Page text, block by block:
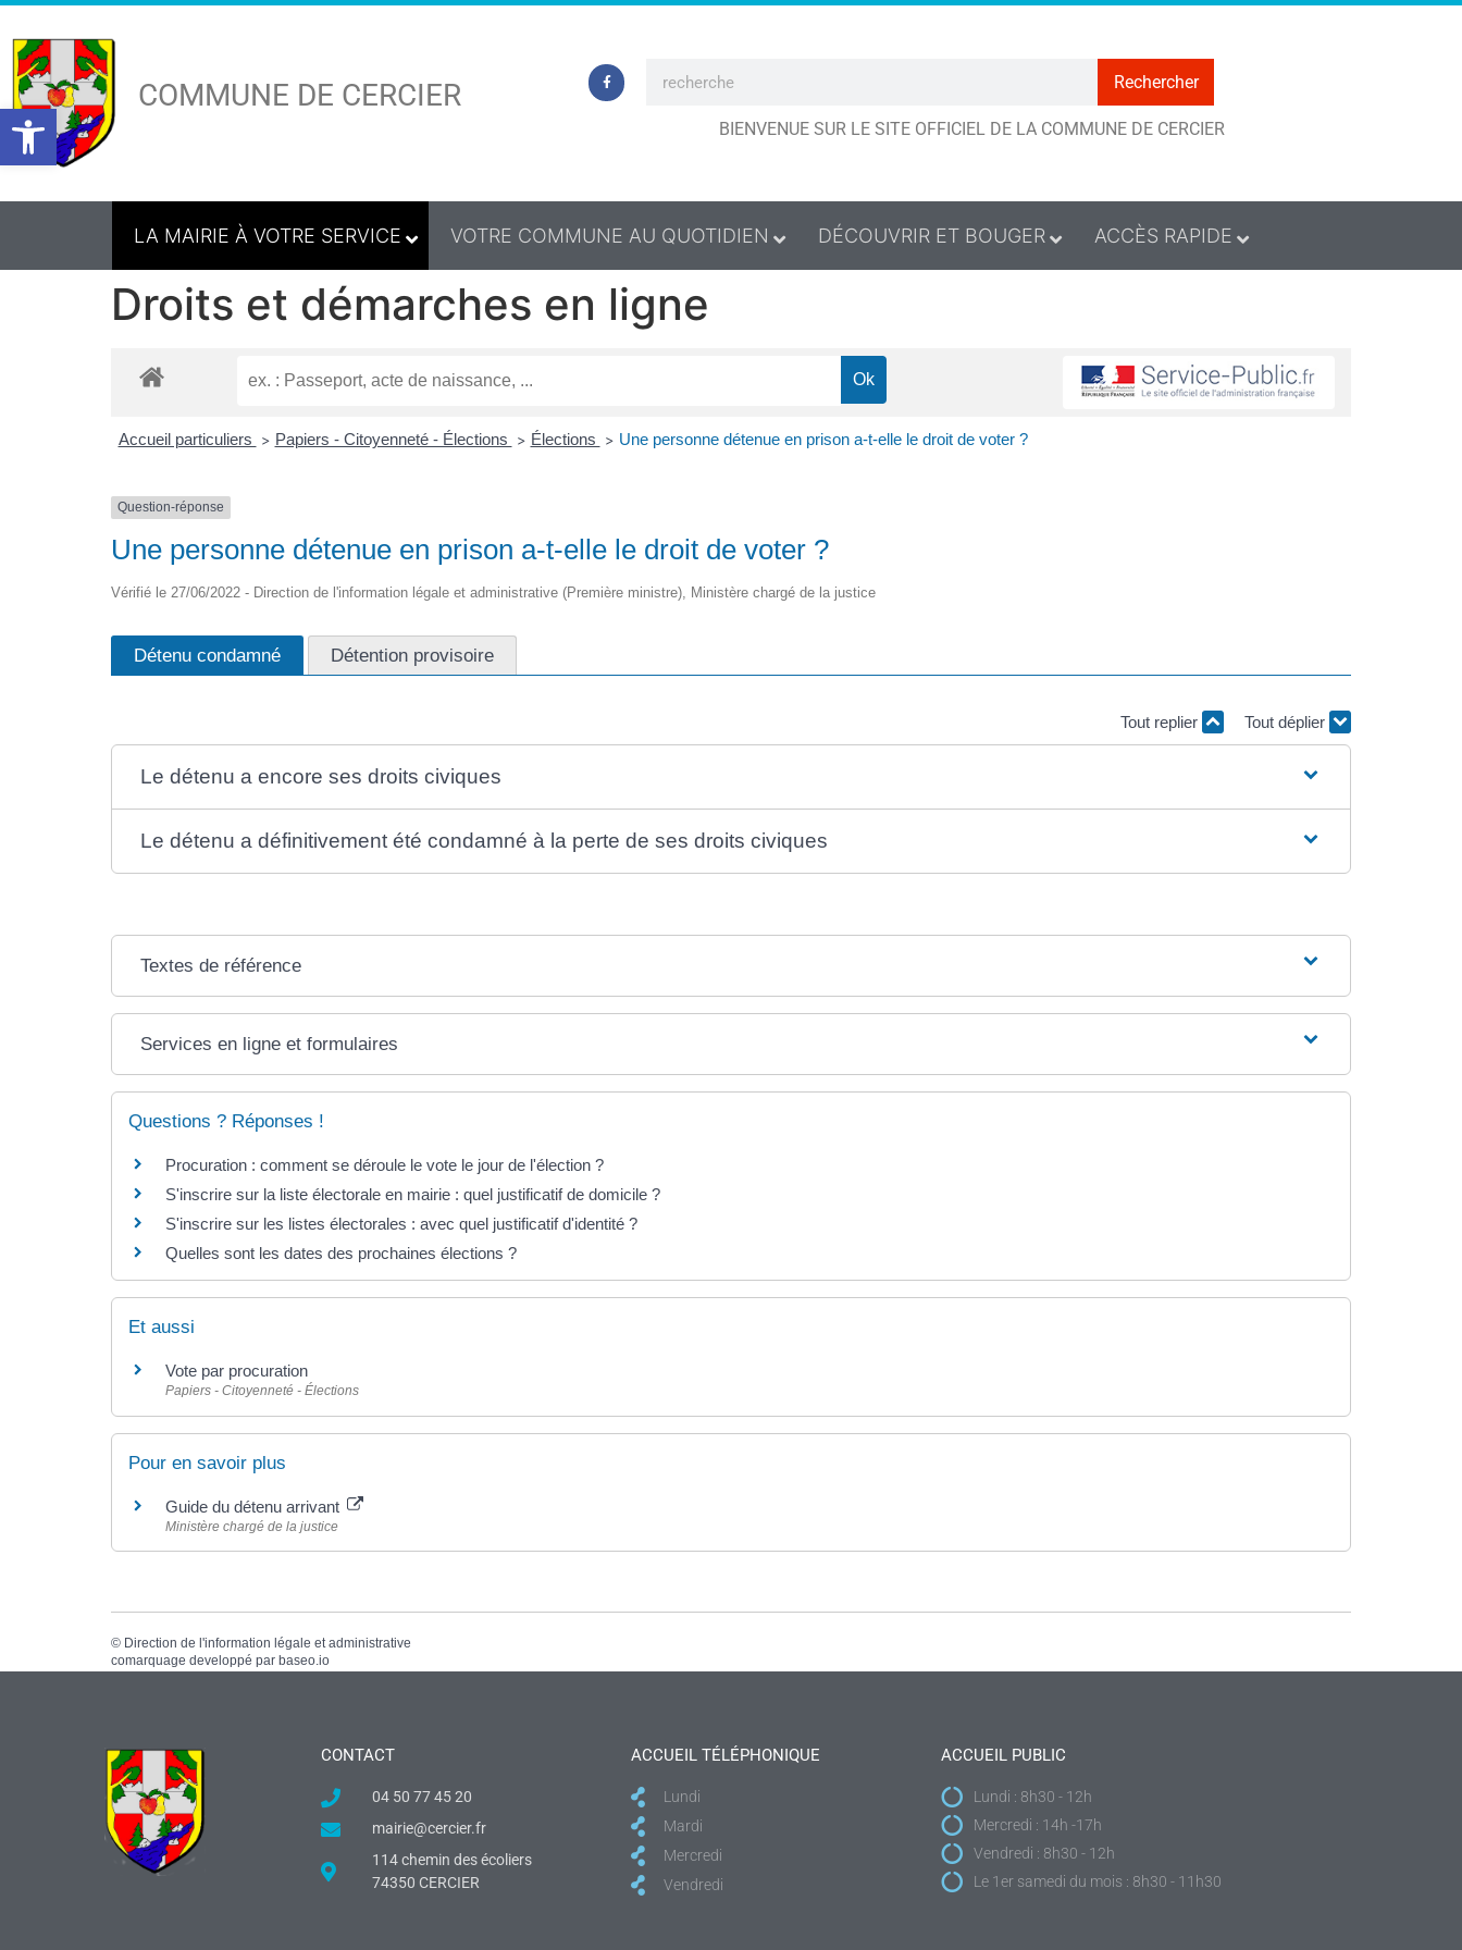
Ouvrir la barre d’outils
COMMUNE DE CERCIER Rechercher
BIENVENUE SUR LE SITE OFFICIEL DE LA COMMUNE DE CERCIER
LA MAIRIE À VOTRE SERVICE VOTRE COMMUNE AU QUOTIDIEN DÉCOUVRIR ET BOUGER ACCÈS RAPIDE
Droits et démarches en ligne
Accueil particuliers > Papiers - Citoyenneté - Élections > Élections > Une personne détenue en prison a-t-elle le droit de voter ?
Question-réponse
Une personne détenue en prison a-t-elle le droit de voter ?
Vérifié le 27/06/2022 - Direction de l'information légale et administrative (Première ministre), Ministère chargé de la justice
Détenu condamné Détention provisoire
Tout replier Tout déplier
Le détenu a encore ses droits civiques
Le détenu a définitivement été condamné à la perte de ses droits civiques
Textes de référence
Services en ligne et formulaires
Questions ? Réponses !
Procuration : comment se déroule le vote le jour de l'élection ?
S'inscrire sur la liste électorale en mairie : quel justificatif de domicile ?
S'inscrire sur les listes électorales : avec quel justificatif d'identité ?
Quelles sont les dates des prochaines élections ?
Et aussi
Vote par procuration
Papiers - Citoyenneté - Élections
Pour en savoir plus
Guide du détenu arrivant
Ministère chargé de la justice
© Direction de l'information légale et administrative
comarquage developpé par baseo.io
CONTACT
04 50 77 45 20
mairie@cercier.fr
114 chemin des écoliers
74350 CERCIER
ACCUEIL TÉLÉPHONIQUE
Lundi
Mardi
Mercredi
Vendredi
ACCUEIL PUBLIC
Lundi : 8h30 - 12h
Mercredi : 14h -17h
Vendredi : 8h30 - 12h
Le 1er samedi du mois : 8h30 - 11h30